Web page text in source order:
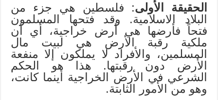
الحقيقة الأولى: فلسطين هي جزء من
البلاد الاسلامية. وقد فتحها المسلمون
فتحاً فأرضها هي أرض خراجية، أي أن
ملكية رقبة الأرض هي لبيت مال
المسلمين، والأفراد لا يملكون إلا منفعة
الأرض دون رقبتها. هذا هو الحكم
الشرعي في الأرض الخراجية أينما كانت،
وهو من الأمور الثابتة.